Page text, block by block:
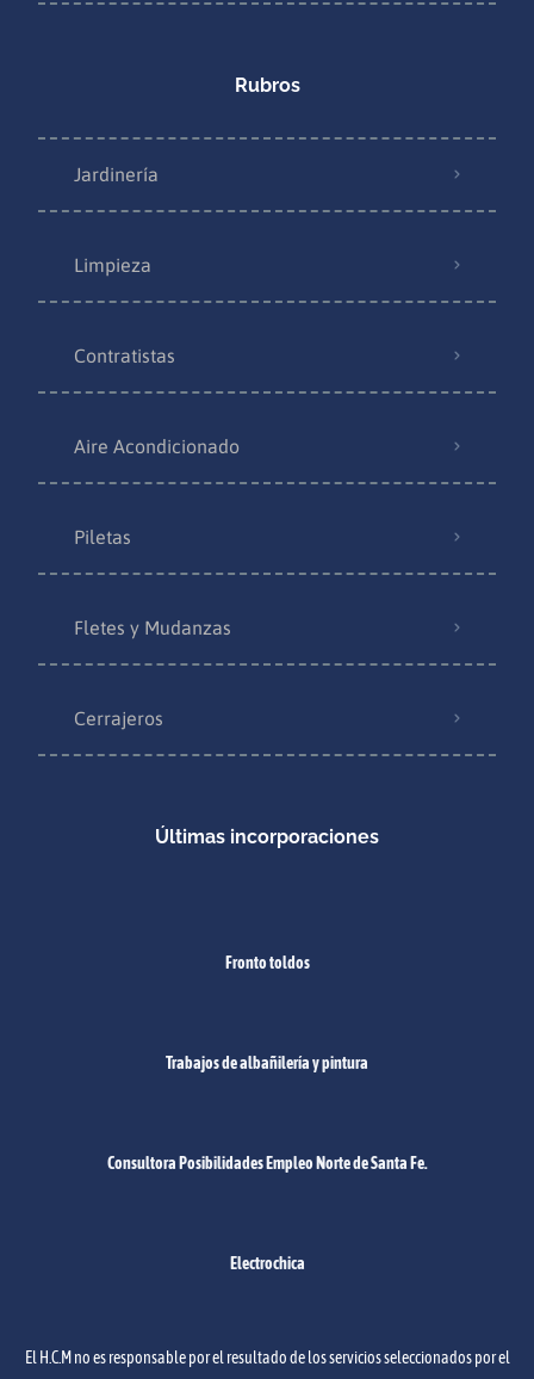
Rubros
Jardinería
Limpieza
Contratistas
Aire Acondicionado
Piletas
Fletes y Mudanzas
Cerrajeros
Últimas incorporaciones
Fronto toldos
Trabajos de albañilería y pintura
Consultora Posibilidades Empleo Norte de Santa Fe.
Electrochica
El H.C.M no es responsable por el resultado de los servicios seleccionados por el